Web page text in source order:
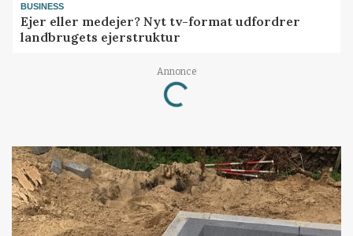
BUSINESS
Ejer eller medejer? Nyt tv-format udfordrer
landbrugets ejerstruktur
Annonce
Loading...